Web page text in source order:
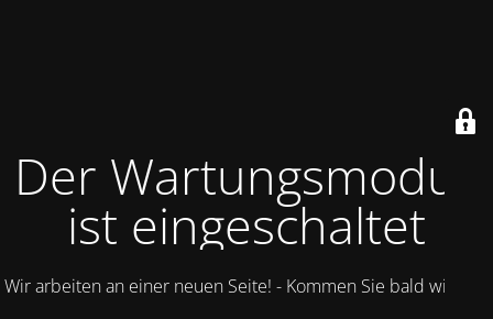
Der Wartungsmodus
ist eingeschaltet
Wir arbeiten an einer neuen Seite! - Kommen Sie bald wieder.